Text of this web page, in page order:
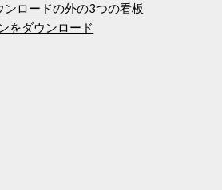
ロードの外の3つの看板
をダウンロード